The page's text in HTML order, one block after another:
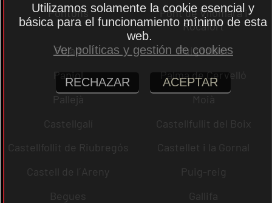
Pontons
Pont de Vilomara i
Rocafort
Pujalt
Puigdàlber
Papiol
Palma de Cervelló
Pallejà
Moià
Castellgalí
Castellfullit del Boix
Castellfollit de Riubregós
Castellet i la Gornal
Castell de l´Areny
Puig-reig
Begues
Gallifa
Utilizamos solamente la cookie esencial y
básica para el funcionamiento mínimo de esta
web.
Ver políticas y gestión de cookies
RECHAZAR ACEPTAR